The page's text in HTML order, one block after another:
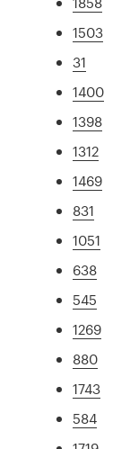
1503
31
1400
1398
1312
1469
831
1051
638
545
1269
880
1743
584